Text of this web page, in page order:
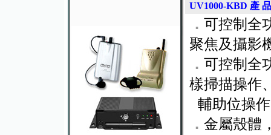
UV1000-KBD 產
．可控制全
聚焦及攝影
．可控制全
樣掃描操作
輔助位操
．金屬殼體